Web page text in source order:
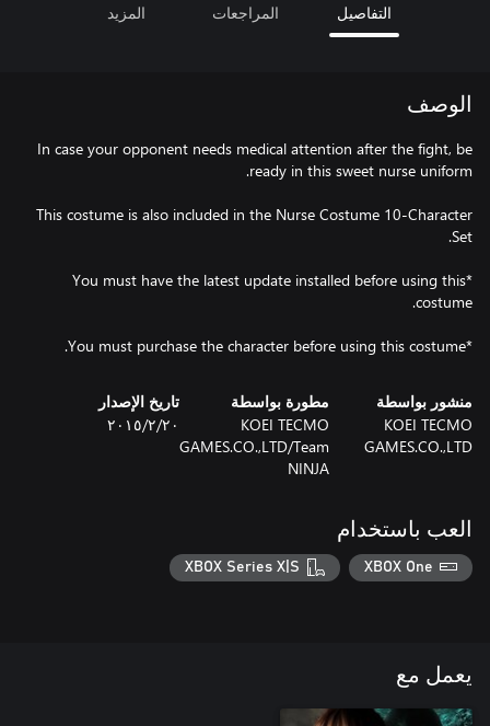
التفاصيل المراجعات المزيد
الوصف
In case your opponent needs medical attention after the fight, be
This costume is also included in the Nurse Costume 10-Character
*You must have the latest update installed before using this
*You must purchase the character before using this costume.
منشور بواسطة
KOEI TECMO
GAMES.CO.,LTD
مطورة بواسطة
KOEI TECMO
GAMES.CO.,LTD/Team
NINJA
تاريخ الإصدار
٢٠‏/٢‏/٢٠١٥
العب باستخدام
XBOX One
XBOX Series X|S
يعمل مع